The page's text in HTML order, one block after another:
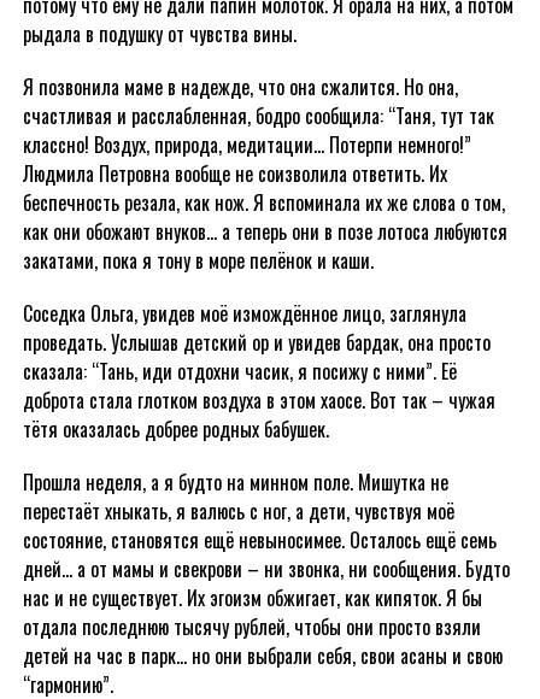
рыдала в подушку от чувства вины.
Я позвонила маме в надежде, что она сжалится. Но она,
счастливая и расслабленная, бодро сообщила: “Таня, тут так
классно! Воздух, природа, медитации… Потерпи немного!”
Людмила Петровна вообще не соизволила ответить. Их
беспечность резала, как нож. Я вспоминала их же слова о том,
как они обожают внуков… а теперь они в позе лотоса любуются
закатами, пока я тону в море пелёнок и каши.
Соседка Ольга, увидев моё измождённое лицо, заглянула
проведать. Услышав детский ор и увидев бардак, она просто
сказала: “Тань, иди отдохни часик, я посижу с ними”. Её
доброта стала глотком воздуха в этом хаосе. Вот так – чужая
тётя оказалась добрее родных бабушек.
Прошла неделя, а я будто на минном поле. Мишутка не
перестаёт хныкать, я валюсь с ног, а дети, чувствуя моё
состояние, становятся ещё невыносимее. Осталось ещё семь
дней… а от мамы и свекрови – ни звонка, ни сообщения. Будто
нас и не существует. Их эгоизм обжигает, как кипяток. Я бы
отдала последнюю тысячу рублей, чтобы они просто взяли
детей на час в парк… но они выбрали себя, свои асаны и свою
“гармонию”.